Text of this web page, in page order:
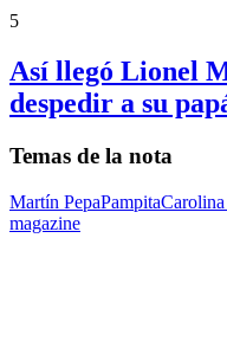
5
Así llegó Lionel
despedir a su
Temas de la nota
Martín PepaPampita
magazine